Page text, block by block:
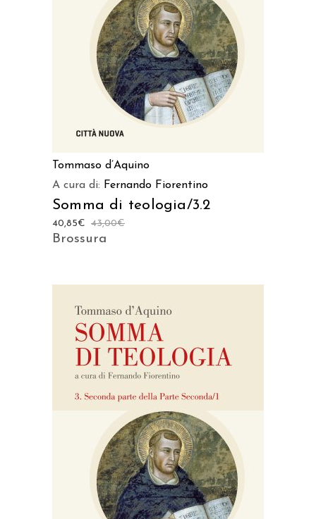
AGGIUNGI AL CARRELLO
Tommaso d’Aquino
A cura di: Fernando Fiorentino
Somma di teologia/3.2
43,00€
40,85€
Brossura
AGGIUNGI AL CARRELLO